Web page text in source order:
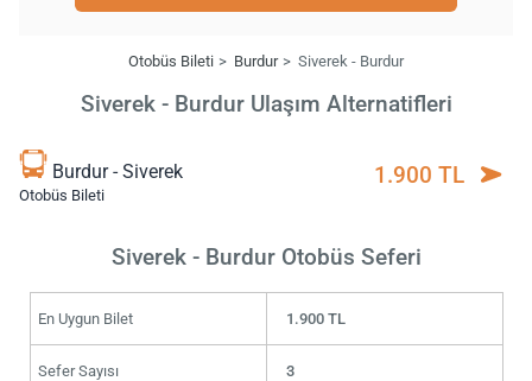
Otobüs Bileti Burdur Siverek - Burdur
Siverek - Burdur Ulaşım Alternatifleri
Burdur - Siverek
Otobüs Bileti
1.900 TL
Siverek - Burdur Otobüs Seferi
En Uygun Bilet 1.900 TL
Sefer Sayısı 3